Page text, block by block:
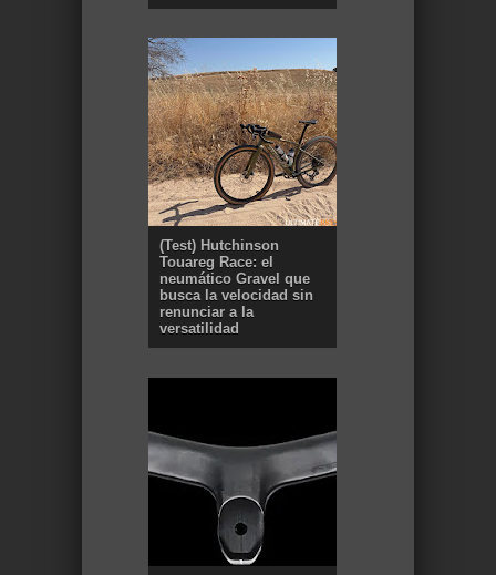
(Test) Hutchinson
Touareg Race: el
neumático Gravel que
busca la velocidad sin
renunciar a la
versatilidad